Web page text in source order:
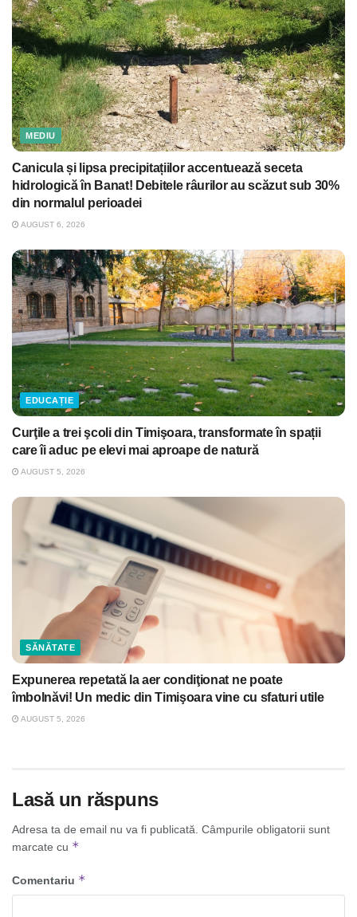
MEDIU
Canicula și lipsa precipitațiilor accentuează seceta
hidrologică în Banat! Debitele râurilor au scăzut sub 30%
din normalul perioadei
AUGUST 6, 2026
EDUCAȚIE
Curţile a trei şcoli din Timişoara, transformate în spații
care îi aduc pe elevi mai aproape de natură
AUGUST 5, 2026
SĂNĂTATE
Expunerea repetată la aer condiţionat ne poate
îmbolnăvi! Un medic din Timişoara vine cu sfaturi utile
AUGUST 5, 2026
Lasă un răspuns
Adresa ta de email nu va fi publicată. Câmpurile obligatorii sunt
marcate cu *
Comentariu *